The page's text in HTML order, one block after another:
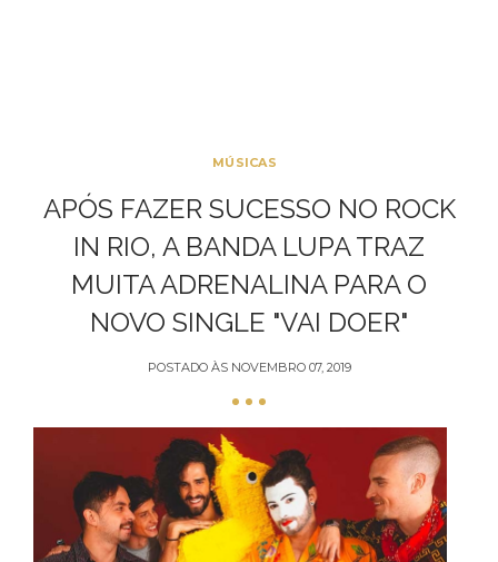
MÚSICAS
APÓS FAZER SUCESSO NO ROCK
IN RIO, A BANDA LUPA TRAZ
MUITA ADRENALINA PARA O
NOVO SINGLE "VAI DOER"
POSTADO ÀS NOVEMBRO 07, 2019